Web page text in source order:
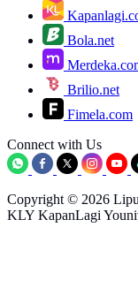
Bola.net
Brilio.net
Fimela.com
Connect with Us
Copyright © 2026
KLY KapanLagi